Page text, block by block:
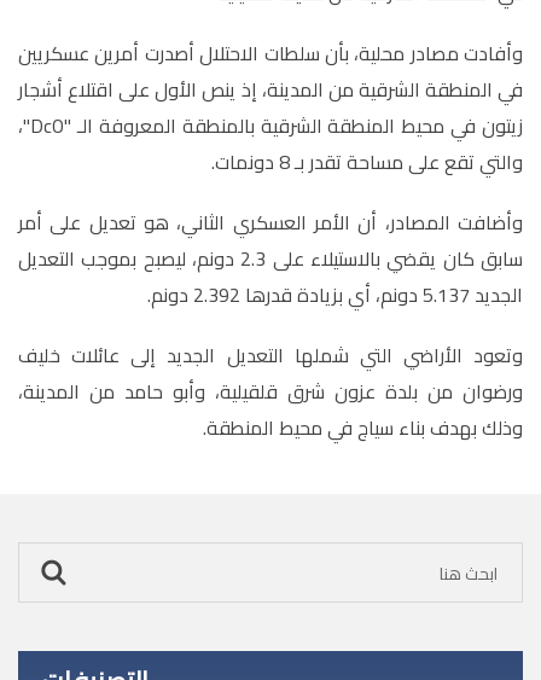
وأفادت مصادر محلية، بأن سلطات الاحتلال أصدرت أمرين عسكريين
في المنطقة الشرقية من المدينة، إذ ينص الأول على اقتلاع أشجار
زيتون في محيط المنطقة الشرقية بالمنطقة المعروفة الـ "DcO"،
والتي تقع على مساحة تقدر بـ 8 دونمات.
وأضافت المصادر، أن الأمر العسكري الثاني، هو تعديل على أمر
سابق كان يقضي بالاستيلاء على 2.3 دونم، ليصبح بموجب التعديل
الجديد 5.137 دونم، أي بزيادة قدرها 2.392 دونم.
وتعود الأراضي التي شملها التعديل الجديد إلى عائلات خليف
ورضوان من بلدة عزون شرق قلقيلية، وأبو حامد من المدينة،
وذلك بهدف بناء سياج في محيط المنطقة.